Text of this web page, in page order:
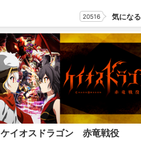
20516 気になる
ケイオスドラゴン 赤竜戦役